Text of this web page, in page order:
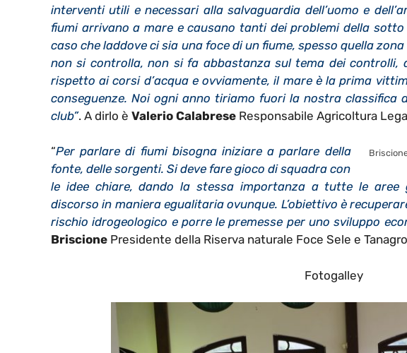
interventi utili e necessari alla salvaguardia dell’uomo e
fiumi arrivano a mare e causano tanti dei problemi della
caso che laddove ci sia una foce di un fiume, spesso quella
non si controlla, non si fa abbastanza sul tema dei controlli,
rispetto ai corsi d’acqua e ovviamente, il mare è la prima
conseguenze. Noi ogni anno tiriamo fuori la nostra classifica
club”. A dirlo è Valerio Calabrese Responsabile Agricoltura
“Per parlare di fiumi bisogna iniziare a parlare della
fonte, delle sorgenti. Si deve fare gioco di squadra con
le idee chiare, dando la stessa importanza a tutte le aree
discorso in maniera egualitaria ovunque. L’obiettivo è
rischio idrogeologico e porre le premesse per uno sviluppo
Briscione Presidente della Riserva naturale Foce Sele e
Fotogalley